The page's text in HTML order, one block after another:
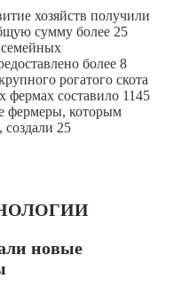
хозяйств получили
сумму более 25
более 8
рогатого скота
фермах составило 1145
фермеры, которым
создали 25
новые